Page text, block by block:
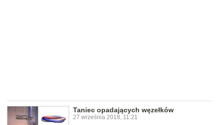
Taniec opadających węzełków
27 września 2018, 11:21